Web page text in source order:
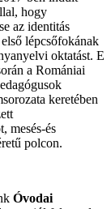
hogy
az identitás
lépcsőfokának
oktatást. E
a Romániai
keretében
mesés-és
polcon.
Óvodai